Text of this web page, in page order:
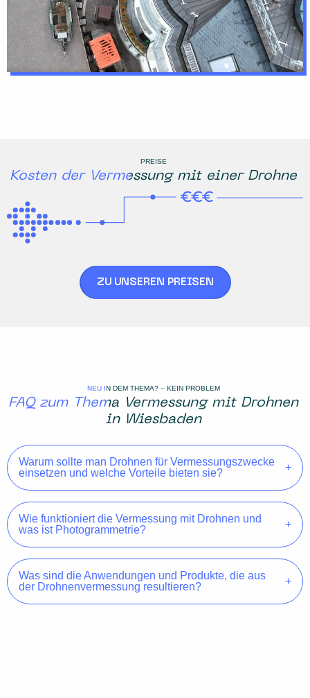
PREISE
Kosten der Vermessung mit einer Drohne
ZU UNSEREN PREISEN
NEU IN DEM THEMA? – KEIN PROBLEM
FAQ zum Thema Vermessung mit Drohnen
in Wiesbaden
Warum sollte man Drohnen für Vermessungszwecke
einsetzen und welche Vorteile bieten sie?
Wie funktioniert die Vermessung mit Drohnen und
was ist Photogrammetrie?
Was sind die Anwendungen und Produkte, die aus
der Drohnenvermessung resultieren?